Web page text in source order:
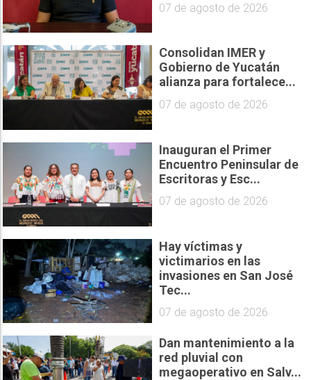
07 de agosto de 2026
Consolidan IMER y
Gobierno de Yucatán
alianza para fortalece...
07 de agosto de 2026
Inauguran el Primer
Encuentro Peninsular de
Escritoras y Esc...
07 de agosto de 2026
Hay víctimas y
victimarios en las
invasiones en San José
Tec...
07 de agosto de 2026
Dan mantenimiento a la
red pluvial con
megaoperativo en Salv...